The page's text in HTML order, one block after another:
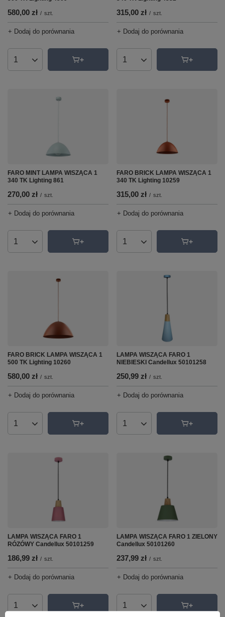
580,00 zł / szt.
+ Dodaj do porównania
Ilość produktów
315,00 zł / szt.
+ Dodaj do porównania
Ilość produktów
FARO MINT LAMPA WISZĄCA 1
340 TK Lighting 861
270,00 zł / szt.
+ Dodaj do porównania
Ilość produktów
FARO BRICK LAMPA WISZĄCA 1
340 TK Lighting 10259
315,00 zł / szt.
+ Dodaj do porównania
Ilość produktów
FARO BRICK LAMPA WISZĄCA 1
500 TK Lighting 10260
580,00 zł / szt.
+ Dodaj do porównania
Ilość produktów
LAMPA WISZĄCA FARO 1
NIEBIESKI Candellux 50101258
250,99 zł / szt.
+ Dodaj do porównania
Ilość produktów
LAMPA WISZĄCA FARO 1
RÓZÓWY Candellux 50101259
186,99 zł / szt.
+ Dodaj do porównania
Ilość produktów
LAMPA WISZĄCA FARO 1 ZIELONY
Candellux 50101260
237,99 zł / szt.
+ Dodaj do porównania
Ilość produktów